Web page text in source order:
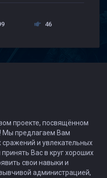
46
проекте, посвящённом
Мы предлагаем Вам
и увлекательных
Вас в круг хороших
свои навыки и
администрацией,